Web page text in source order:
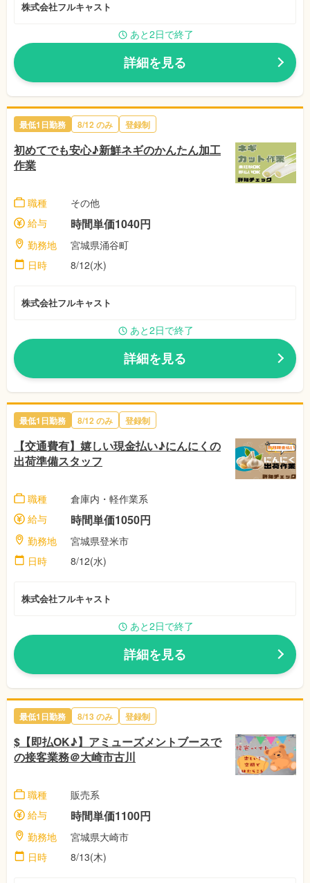
株式会社フルキャスト
あと2日で終了
詳細を見る
最低1日勤務 8/12 のみ 登録制
初めてでも安心♪新鮮ネギのかんたん加工
作業
職種
その他
給与
時間単価1040円
勤務地
宮城県涌谷町
日時
8/12(水)
株式会社フルキャスト
あと2日で終了
詳細を見る
最低1日勤務 8/12 のみ 登録制
【交通費有】嬉しい現金払い♪にんにくの
出荷準備スタッフ
職種
倉庫内・軽作業系
給与
時間単価1050円
勤務地
宮城県登米市
日時
8/12(水)
株式会社フルキャスト
あと2日で終了
詳細を見る
最低1日勤務 8/13 のみ 登録制
$【即払OK♪】アミューズメントブースで
の接客業務＠大崎市古川
職種
販売系
給与
時間単価1100円
勤務地
宮城県大崎市
日時
8/13(木)